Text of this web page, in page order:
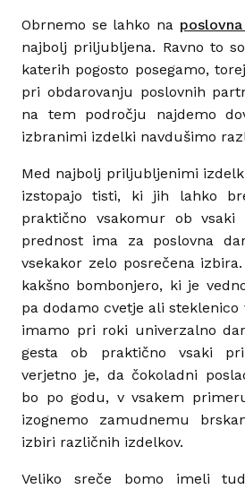
Obrnemo se lahko na
najbolj priljubljena. Ravno to
katerih pogosto posegamo,
pri obdarovanju poslovnih
na tem področju najdemo
izbranimi izdelki navdušimo
Med najbolj priljubljenimi
izstopajo tisti, ki jih lahko
praktično vsakomur ob vsaki
prednost ima za poslovna
vsekakor zelo posrečena
kakšno bombonjero, ki je
pa dodamo cvetje ali steklenico
imamo pri roki univerzalno
gesta ob praktično vsaki
verjetno je, da čokoladni
bo po godu, v vsakem
izognemo zamudnemu
izbiri različnih izdelkov.
Veliko sreče bomo imeli